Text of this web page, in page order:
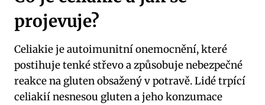
projevuje?
Celiakie je autoimunitní onemocnění, které
postihuje tenké střevo a způsobuje nebezpečné
reakce na gluten obsažený v potravě. Lidé trpící
celiakií nesnesou gluten a jeho konzumace